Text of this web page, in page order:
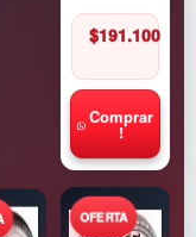
$191.100
Comprar
!